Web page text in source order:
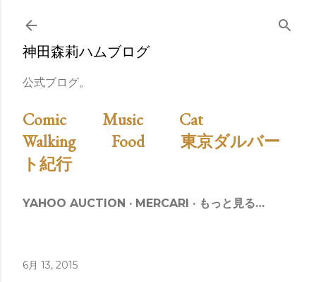
スキップしてメイン コンテンツに移動
神田森莉ハムブログ
公式ブログ。
Comic Music
Cat
Walking
Food
東京ダルバー
ト紀行
YAHOO AUCTION MERCARI もっと見る…
6月 13, 2015